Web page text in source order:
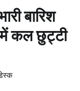
बारिश
में कल छुट्टी